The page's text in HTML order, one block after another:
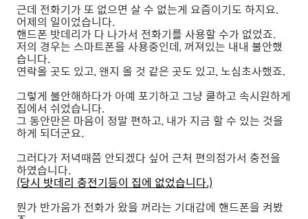
근데 전화기가 또 없으면 살 수 없는게 요즘이기도 하지요.
어제의 일이었습니다.
핸드폰 밧데리가 다 나가서 전화기를 사용할 수가 없었죠.
저의 경우는 스마트폰을 사용중인데, 꺼져있는 내내 불안했
습니다.
연락올 곳도 있고, 왠지 올 것 같은 곳도 있고, 노심초사했죠.
그렇게 불안해하다가 아예 포기하고 그냥 쿨하고 속시원하게
집에서 쉬었습니다.
그 동안만은 마음이 정말 편하고, 내가 지금 할 수 있는 것을
하게 되더군요.
그러다가 저녁때쯤 안되겠다 싶어 근처 편의점가서 충전을
하였습니다.
(당시 밧데리 충전기등이 집에 없었습니다.)
뭔가 반가움가 전화가 왔을 꺼라는 기대감에 핸드폰을 켜봤